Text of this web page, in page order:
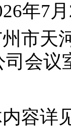
年7
州市天
司会议
容详